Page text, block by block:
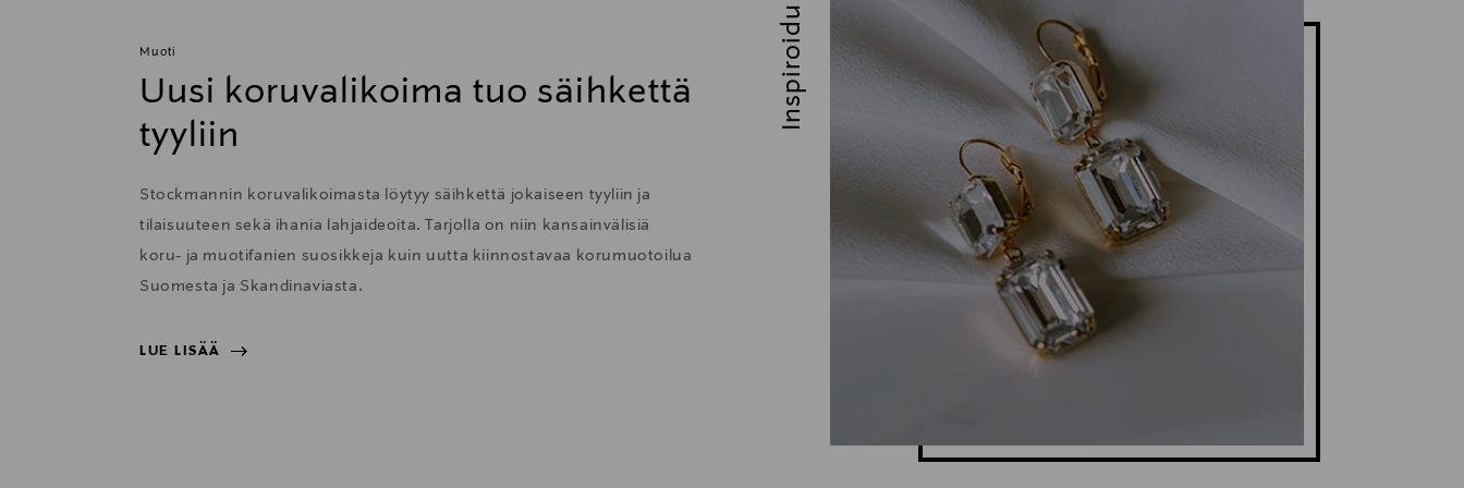
Muoti
Uusi koruvalikoima tuo säihkettä
tyyliin
Stockmannin koruvalikoimasta löytyy säihkettä jokaiseen tyyliin ja
tilaisuuteen sekä ihania lahjaideoita. Tarjolla on niin kansainvälisiä
koru- ja muotifanien suosikkeja kuin uutta kiinnostavaa korumuotoilua
Suomesta ja Skandinaviasta.
LUE LISÄÄ
Inspiroidu